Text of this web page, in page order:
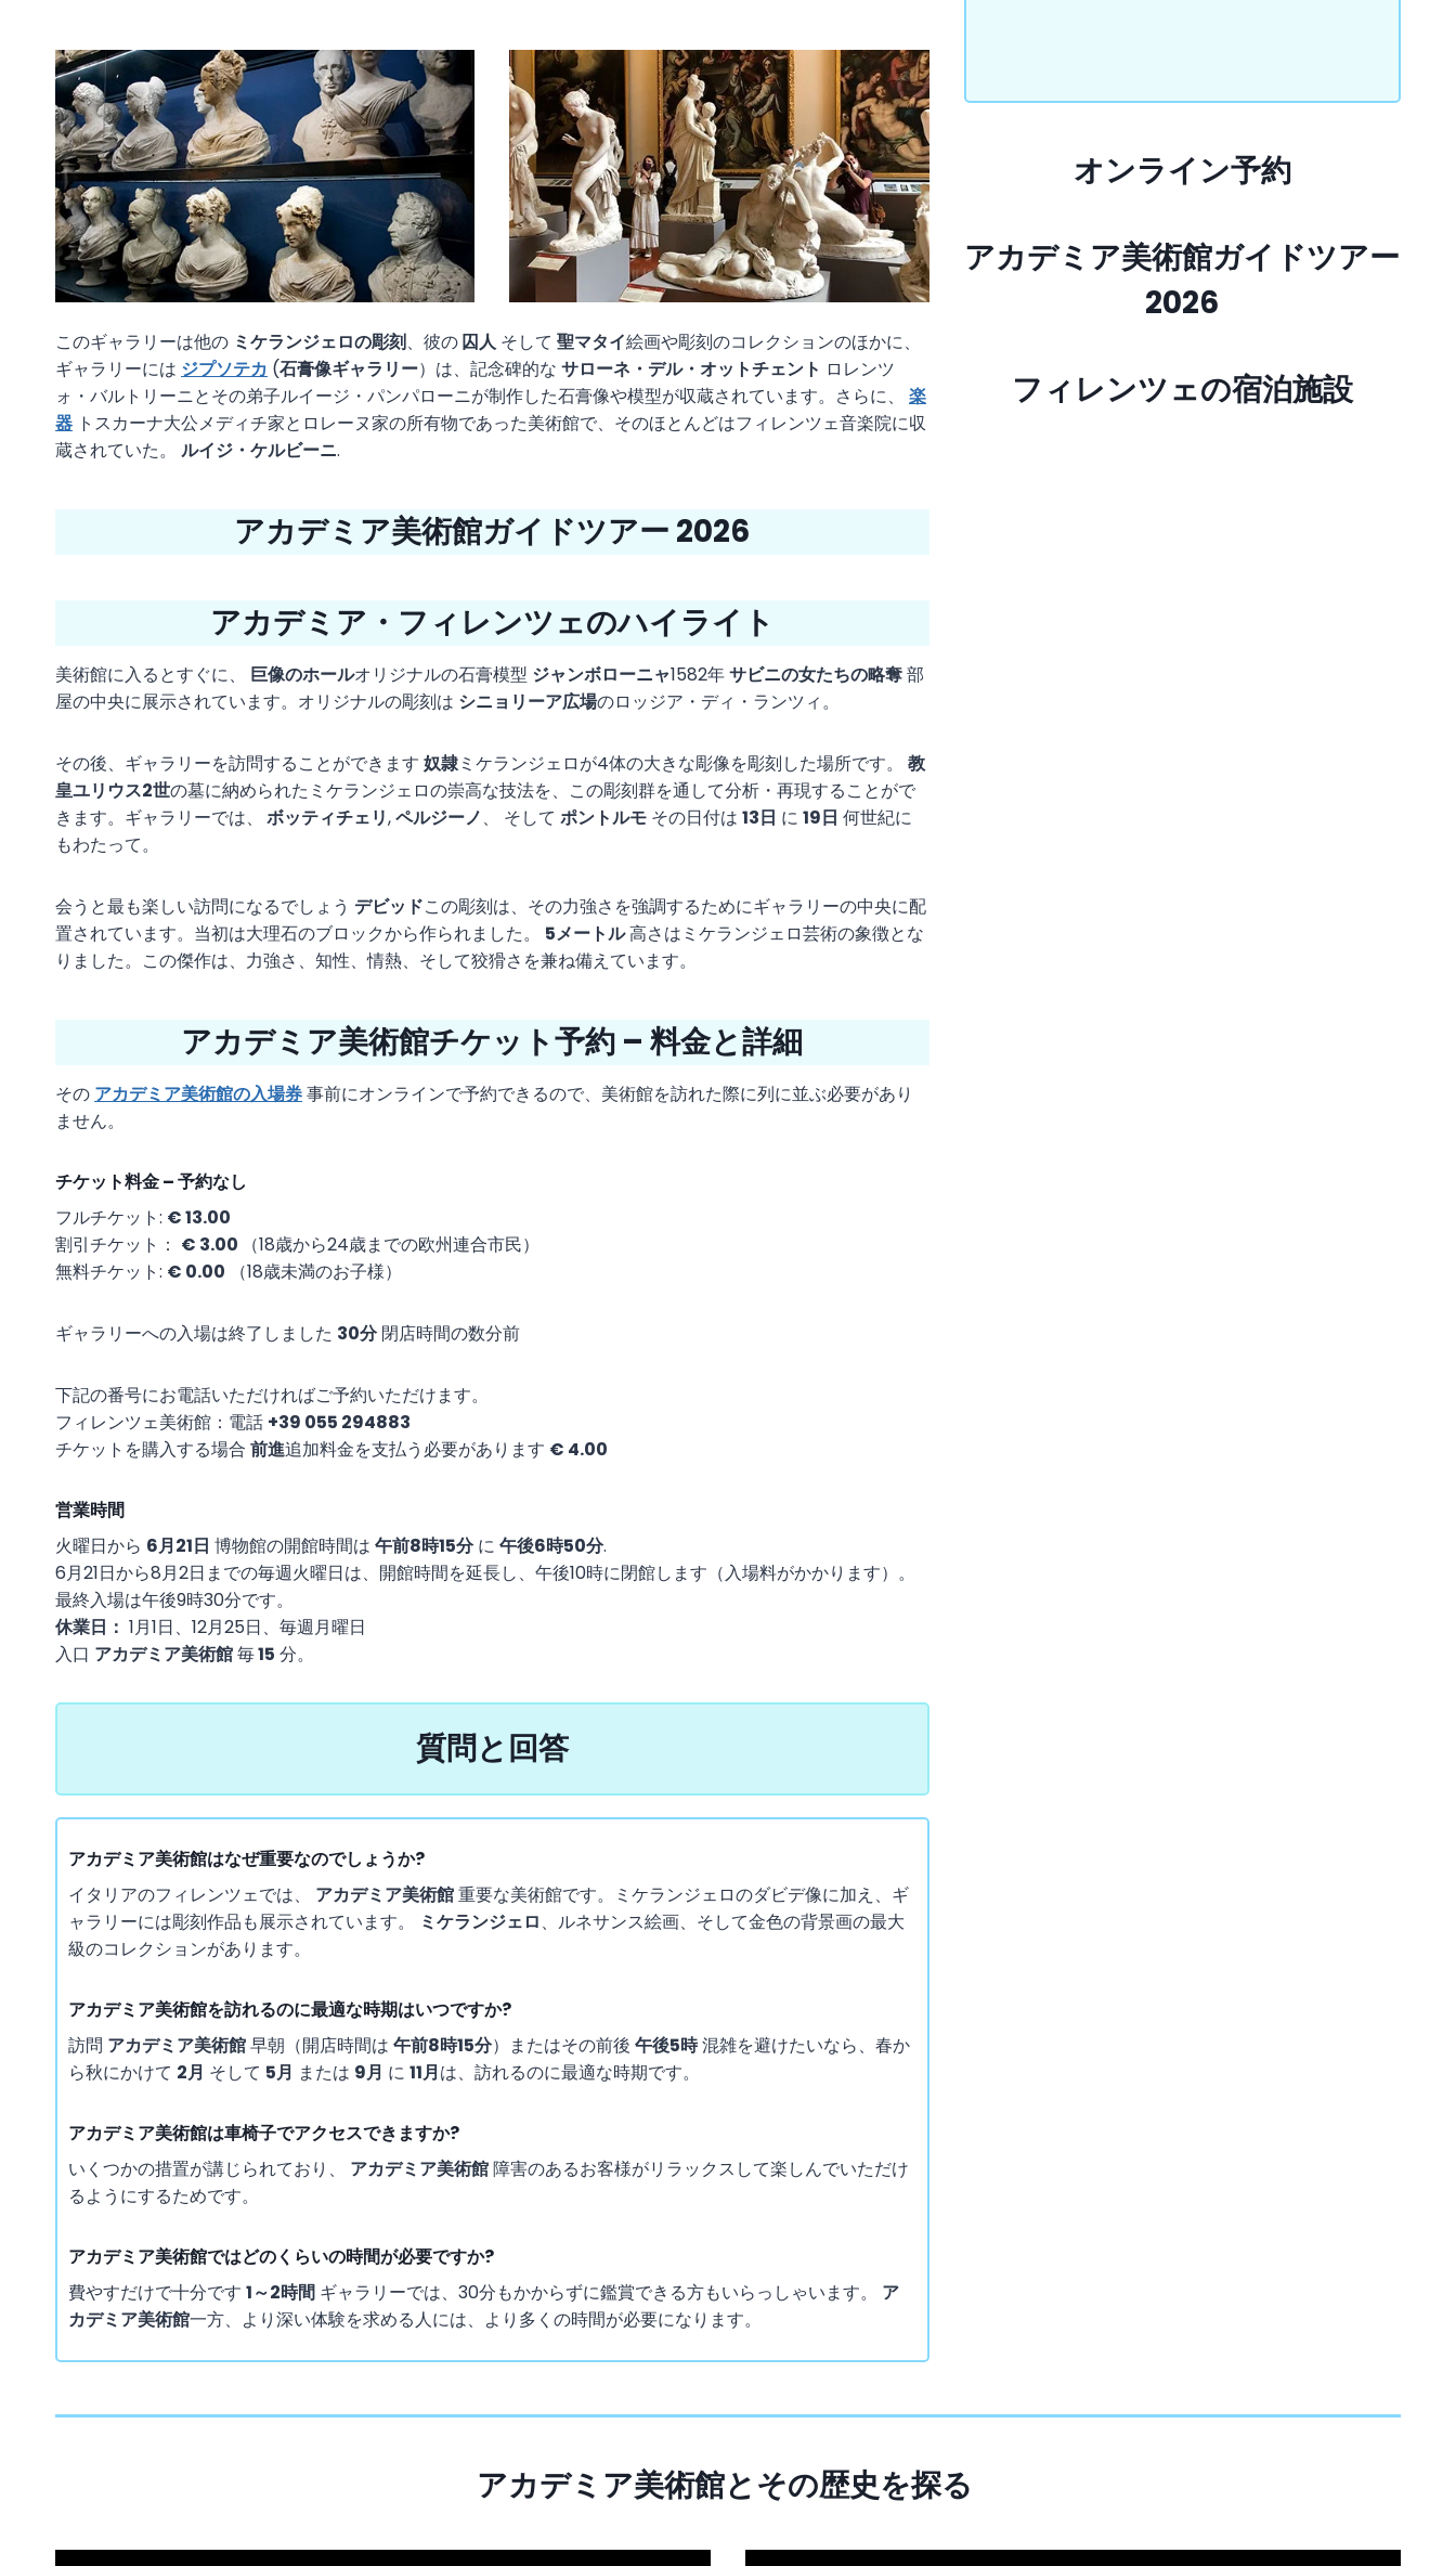
このギャラリーは他の ミケランジェロの彫刻、彼の囚人そして 聖マタイ絵画や彫刻のコレクションのほかに、
ギャラリーには ジプソテカ (石膏像ギャラリー）は、記念碑的な サローネ・デル・オットチェント ロレンツ
ォ・バルトリーニとその弟子ルイージ・パンパローニが制作した石膏像や模型が収蔵されています。さらに、 楽
器 トスカーナ大公メディチ家とロレーヌ家の所有物であった美術館で、そのほとんどはフィレンツェ音楽院に収
蔵されていた。 ルイジ・ケルビーニ.
アカデミア美術館ガイドツアー 2026
アカデミア・フィレンツェのハイライト
美術館に入るとすぐに、 巨像のホールオリジナルの石膏模型 ジャンボローニャ1582年サビニの女たちの略奪部
屋の中央に展示されています。オリジナルの彫刻は シニョリーア広場のロッジア・ディ・ランツィ。
その後、ギャラリーを訪問することができます 奴隷ミケランジェロが4体の大きな彫像を彫刻した場所です。 教
皇ユリウス2世の墓に納められたミケランジェロの崇高な技法を、この彫刻群を通して分析・再現することがで
きます。ギャラリーでは、
ボッティチェリ,ペルジーノ、 そして ポントルモ その日付は 13日 に 19日 何世紀に
もわたって。
会うと最も楽しい訪問になるでしょう デビッドこの彫刻は、その力強さを強調するためにギャラリーの中央に配
置されています。当初は大理石のブロックから作られました。 5メートル高さはミケランジェロ芸術の象徴とな
りました。この傑作は、力強さ、知性、情熱、そして狡猾さを兼ね備えています。
アカデミア美術館チケット予約 – 料金と詳細
その アカデミア美術館の入場券事前にオンラインで予約できるので、美術館を訪れた際に列に並ぶ必要があり
ません。
チケット料金 – 予約なし
フルチケット: € 13.00
割引チケット： € 3.00
（18歳から24歳までの欧州連合市民）
無料チケット: € 0.00 （18歳未満のお子様）
ギャラリーへの入場は終了しました 30分閉店時間の数分前
下記の番号にお電話いただければご予約いただけます。
フィレンツェ美術館：電話 +39 055 294883
チケットを購入する場合 前進追加料金を支払う必要があります € 4.00
営業時間
火曜日から 6月21日 博物館の開館時間は 午前8時15分に 午後6時50分.
6月21日から8月2日までの毎週火曜日は、開館時間を延長し、午後10時に閉館します（入場料がかかります）。
最終入場は午後9時30分です。
休業日： 1月1日、12月25日、毎週月曜日
入口 アカデミア美術館毎15 分。
質問と回答
アカデミア美術館はなぜ重要なのでしょうか?
イタリアのフィレンツェでは、 アカデミア美術館重要な美術館です。ミケランジェロのダビデ像に加え、ギ
ャラリーには彫刻作品も展示されています。
ミケランジェロ、ルネサンス絵画、そして金色の背景画の最大
級のコレクションがあります。
アカデミア美術館を訪れるのに最適な時期はいつですか?
訪問 アカデミア美術館早朝（開店時間は 午前8時15分）またはその前後 午後5時混雑を避けたいなら、春か
ら秋にかけて 2月 そして 5月 または 9月 に 11月は、訪れるのに最適な時期です。
アカデミア美術館は車椅子でアクセスできますか?
いくつかの措置が講じられており、 アカデミア美術館障害のあるお客様がリラックスして楽しんでいただけ
るようにするためです。
アカデミア美術館ではどのくらいの時間が必要ですか?
費やすだけで十分です 1～2時間 ギャラリーでは、30分もかからずに鑑賞できる方もいらっしゃいます。 ア
カデミア美術館一方、より深い体験を求める人には、より多くの時間が必要になります。
オンライン予約
アカデミア美術館ガイドツアー
2026
フィレンツェの宿泊施設
アカデミア美術館とその歴史を探る